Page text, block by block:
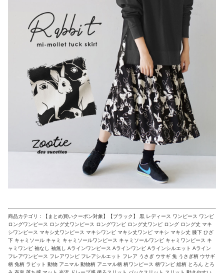
商品カテゴリ：【まとめ買いクーポン対象】【ブラック】 黒 レディース ワンピース ワンピ
ロングワンピース ロング丈ワンピース ロングワンピ ロング丈ワンピ ロング ロング丈 マキ
シワンピース マキシ丈ワンピース マキシワンピ マキシ丈ワンピ マキシ マキシ丈 膝下 ひざ
下 キャミソール キャミ キャミソールワンピース キャミソールワンピ キャミワンピース キ
ャミワンピ 袖なし 袖無し Aラインワンピース Aラインワンピ Aラインシルエット Aライン
フレアワンピース フレアワンピ フレアシルエット フレア うさぎ ウサギ 兔 うさぎ柄 ウサギ
柄 兔柄 ラビット 動物 アニマル 動物柄 アニマル柄 柄ワンピース 柄ワンピ 総柄 とろん とろ